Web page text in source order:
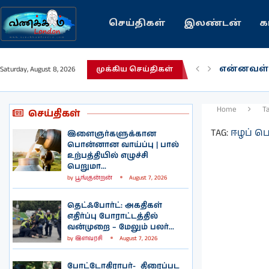
செய்திகள் இலண்டன்
Saturday, August 8, 2026 முக்கிய செய்திகள்
என்னவள்!
செய்திகள்
இளைஞர்களுக்கான
பொன்னான வாய்ப்பு | பால்
உற்பத்தியில் எழுச்சி
பெறுமா...
by பூங்குன்றன் August 7, 2026
தெட்ஃபோர்ட்: அகதிகள்
எதிர்ப்பு போராட்டத்தில்
வன்முறை – மேலும் பலர்...
by இளவரசி August 7, 2026
போட்டோகிராபர்- ‌ திரைப்பட
Home
TAG: ஈழப்